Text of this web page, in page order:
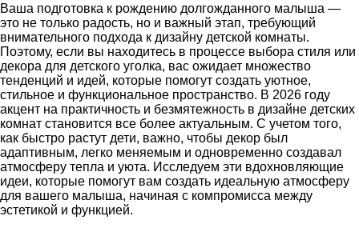
Ваша подготовка к рождению долгожданного малыша —
это не только радость, но и важный этап, требующий
внимательного подхода к дизайну детской комнаты.
Поэтому, если вы находитесь в процессе выбора стиля или
декора для детского уголка, вас ожидает множество
тенденций и идей, которые помогут создать уютное,
стильное и функциональное пространство. В 2026 году
акцент на практичность и безмятежность в дизайне детских
комнат становится все более актуальным. С учетом того,
как быстро растут дети, важно, чтобы декор был
адаптивным, легко меняемым и одновременно создавал
атмосферу тепла и уюта. Исследуем эти вдохновляющие
идеи, которые помогут вам создать идеальную атмосферу
для вашего малыша, начиная с компромисса между
эстетикой и функцией.